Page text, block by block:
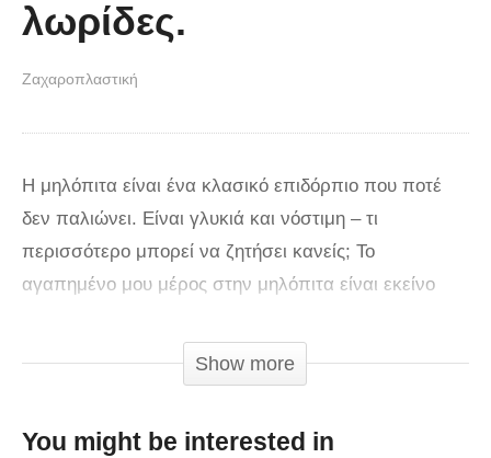
που τα λατρεύουν τα παιδιά
λωρίδες.
Ζαχαροπλαστική
Η μηλόπιτα είναι ένα κλασικό επιδόρπιο που ποτέ
δεν παλιώνει. Είναι γλυκιά και νόστιμη – τι
περισσότερο μπορεί να ζητήσει κανείς; Το
αγαπημένο μου μέρος στην μηλόπιτα είναι εκείνο
φορά. Σε αυτό το βίντεο θα δούμε πως μπορούμε να
Show more
You might be interested in